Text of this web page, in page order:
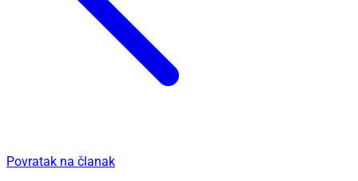
Povratak na članak